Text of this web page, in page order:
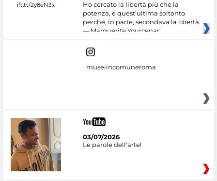
Ho cercato la libertà più che la
potenza, e quest'ultima soltanto
perché, in parte, secondava la libertà.
— Marguerite Yourcenar
museiincomuneroma
03/07/2026
Le parole dell'arte!